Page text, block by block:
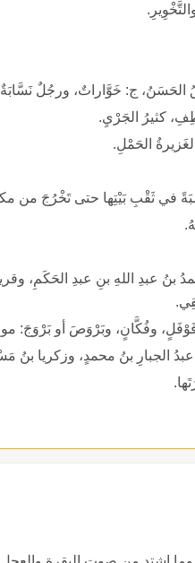
الحَسَنُ، ج: خَوَّاراتٌ، ورجُلٌ
كثيرُ الجَرْيِ.
الحَمْلِ.
في ثَقْبِ بَيْتِها حتى تَخْرُجَ من
بنُ عبدِ اللهِ بنِ عبدِ الحَكَمِ،
وفُكَّانٍ، وبَرْوَصَ أو بَرْوَجَ:
عبدُ الجبارِ بنُ محمدٍ، وزكريا